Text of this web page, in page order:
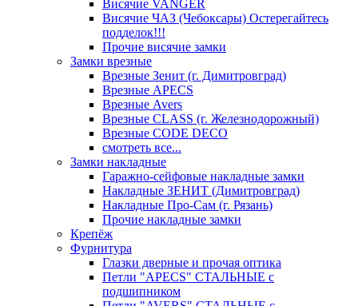
Висячие VANGER
Висячие ЧАЗ (Чебоксары) Остерегайтесь
подделок!!!
Прочие висячие замки
Замки врезные
Врезные Зенит (г. Димитровград)
Врезные APECS
Врезные Avers
Врезные CLASS (г. Железнодорожный)
Врезные CODE DECO
смотреть все...
Замки накладные
Гаражно-сейфовые накладные замки
Накладные ЗЕНИТ (Димитровград)
Накладные Про-Сам (г. Рязань)
Прочие накладные замки
Крепёж
Фурнитура
Глазки дверные и прочая оптика
Петли "APECS" СТАЛЬНЫЕ с
подшипником